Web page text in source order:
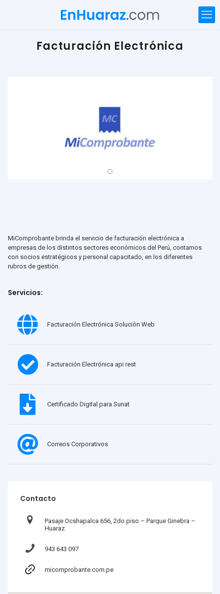
Facturación Electrónica
MiComprobante brinda el servicio de facturación electrónica a
empresas de los distintos sectores económicos del Perú, contamos
con socios estratégicos y personal capacitado, en los diferentes
rubros de gestión.
Servicios:
Facturación Electrónica Solución Web
Facturación Electrónica api rest
Certificado Digital para Sunat
Correos Corporativos
Contacto
Pasaje Ocshapalca 656, 2do piso – Parque Ginebra –
Huaraz
943 643 097
micomprobante.com.pe